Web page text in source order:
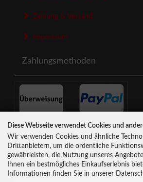
Zahlung & Versand
Impressum
Zahlungsmethoden
Newsletter-Anmeldung
E-Mail-Adresse:
Diese Webseite verwendet Cookies und
Wir verwenden Cookies und ähnliche
Drittanbietern, um die ordentliche
gewährleisten, die Nutzung unseres
Ihnen ein bestmögliches Einkaufserlebnis
Informationen finden Sie in unserer